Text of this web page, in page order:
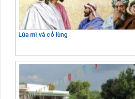
Lúa mì và cỏ lùng